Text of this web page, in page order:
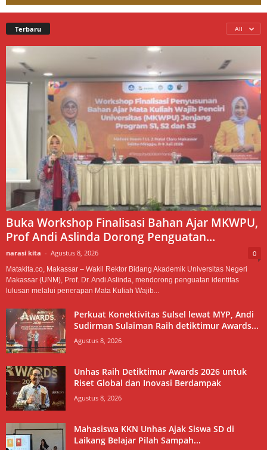
Terbaru All
Buka Workshop Finalisasi Bahan Ajar MKWPU,
Prof Andi Aslinda Dorong Penguatan...
narasi kita - Agustus 8, 2026 0
Matakita.co, Makassar – Wakil Rektor Bidang Akademik Universitas Negeri
Makassar (UNM), Prof. Dr. Andi Aslinda, mendorong penguatan identitas
lulusan melalui penerapan Mata Kuliah Wajib...
Perkuat Konektivitas Sulsel lewat MYP, Andi
Sudirman Sulaiman Raih detiktimur Awards...
Agustus 8, 2026
Unhas Raih Detiktimur Awards 2026 untuk
Riset Global dan Inovasi Berdampak
Agustus 8, 2026
Mahasiswa KKN Unhas Ajak Siswa SD di
Laikang Belajar Pilah Sampah...